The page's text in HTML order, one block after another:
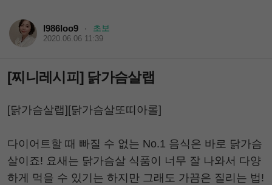
l986loo9 · 초보
2020.06.06 11:39
[찌니레시피] 닭가슴살랩
[닭가슴살랩][닭가슴살또띠아롤]
다이어트할 때 빠질 수 없는 No.1 음식은 바로 닭가슴
살이죠! 요새는 닭가슴살 식품이 너무 잘 나와서 다양
하게 먹을 수 있기는 하지만 그래도 가끔은 질리는 법!